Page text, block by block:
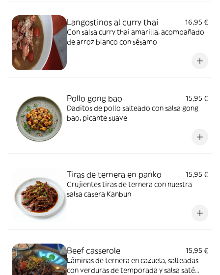
Langostinos al curry thai
16,95 €
Con salsa curry thai amarilla, acompañado
de arroz blanco con sésamo
Pollo gong bao
15,95 €
Daditos de pollo salteado con salsa gong
bao, picante suave
Tiras de ternera en panko
15,95 €
Crujientes tiras de ternera con nuestra
salsa casera Kanbun
Beef casserole
15,95 €
Láminas de ternera en cazuela, salteadas
con verduras de temporada y salsa saté